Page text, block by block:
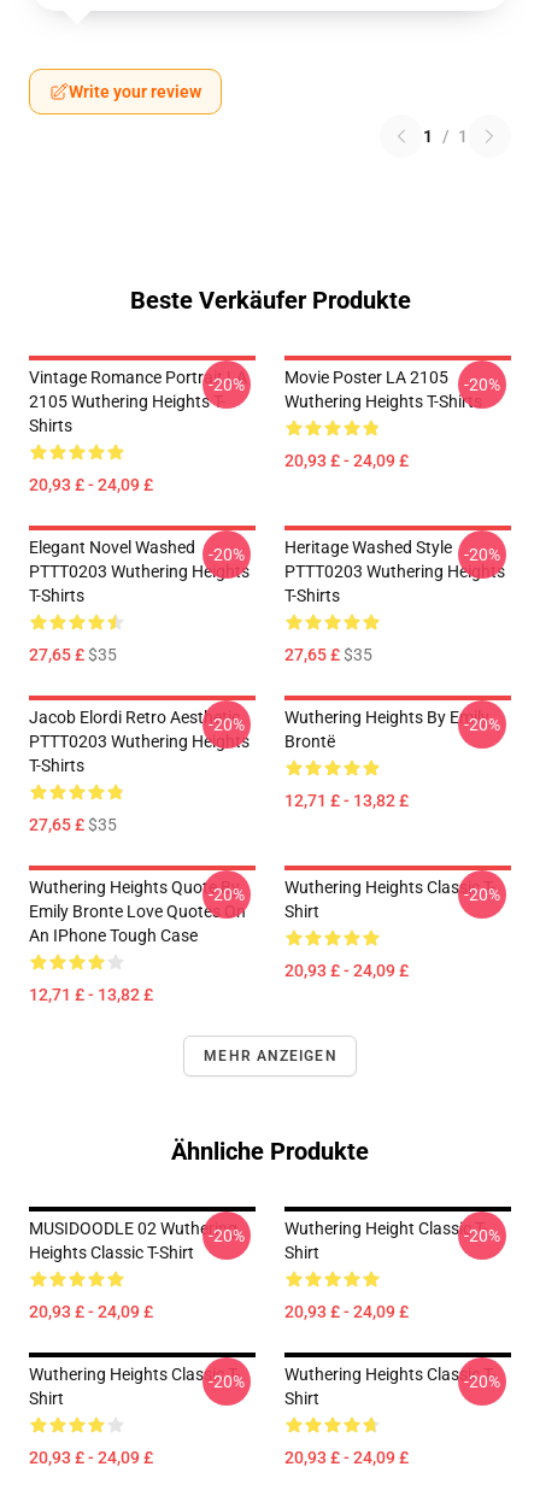
Write your review
1 / 1
Beste Verkäufer Produkte
Vintage Romance Portrait LA
2105 Wuthering Heights T-
Shirts
20,93 £ - 24,09 £
-20%
Movie Poster LA 2105
Wuthering Heights T-Shirts
20,93 £ - 24,09 £
-20%
Elegant Novel Washed
PTTT0203 Wuthering Heights
T-Shirts
27,65 £$35
-20%
Heritage Washed Style
PTTT0203 Wuthering Heights
T-Shirts
27,65 £$35
-20%
Jacob Elordi Retro Aesthetic
PTTT0203 Wuthering Heights
T-Shirts
27,65 £$35
-20%
Wuthering Heights By Emily
Brontë
12,71 £ - 13,82 £
-20%
Wuthering Heights Quote By
Emily Bronte Love Quotes On
An IPhone Tough Case
12,71 £ - 13,82 £
-20%
Wuthering Heights Classic T-
Shirt
20,93 £ - 24,09 £
-20%
MEHR ANZEIGEN
Ähnliche Produkte
MUSIDOODLE 02 Wuthering
Heights Classic T-Shirt
20,93 £ - 24,09 £
-20%
Wuthering Height Classic T-
Shirt
20,93 £ - 24,09 £
-20%
Wuthering Heights Classic T-
Shirt
20,93 £ - 24,09 £
-20%
Wuthering Heights Classic T-
Shirt
20,93 £ - 24,09 £
-20%